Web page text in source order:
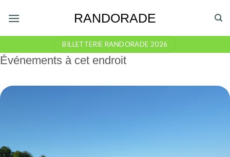
RANDORADE
BILLETTERIE RANDORADE 2026
Événements à cet endroit